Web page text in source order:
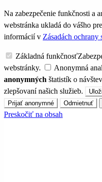
Na zabezpečenie funkčnosti a
webstránka ukladá do vášho
informácií v Zásadách ochrany
Základná funkčnosť
webstránky.
Anonymná
anonymných štatistík o
zlepšovaní našich služieb.
Prijať anonymné
Odmietnuť
Preskočiť na obsah